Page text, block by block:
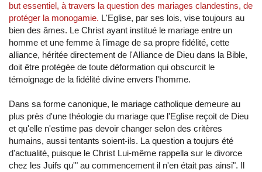
but essentiel, à travers la question des mariages clandestins, de
protéger la monogamie. L'Eglise, par ses lois, vise toujours au
bien des âmes. Le Christ ayant institué le mariage entre un
homme et une femme à l'image de sa propre fidélité, cette
alliance, héritée directement de l'Alliance de Dieu dans la Bible,
doit être protégée de toute déformation qui obscurcit le
témoignage de la fidélité divine envers l'homme.
Dans sa forme canonique, le mariage catholique demeure au
plus près d'une théologie du mariage que l'Eglise reçoit de Dieu
et qu'elle n'estime pas devoir changer selon des critères
humains, aussi tentants soient-ils. La question a toujurs été
d'actualité, puisque le Christ Lui-même rappella sur le divorce
chez les Juifs qu'" au commencement il n'en était pas ainsi". Il